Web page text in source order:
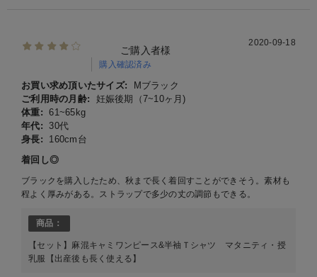
ご購入者様
購入確認済み
2020-09-18
お買い求め頂いたサイズ:
Mブラック
ご利用時の月齢:
妊娠後期（7~10ヶ月)
体重: 61~65kg
年代:
30代
身長:
160cm台
着回し◎
ブラックを購入したため、秋まで長く着回すことができそう。素材も
程よく厚みがある。ストラップで多少の丈の調節もできる。
商品：
【セット】麻混キャミワンピース&半袖Ｔシャツ マタニティ・授
乳服【出産後も長く使える】